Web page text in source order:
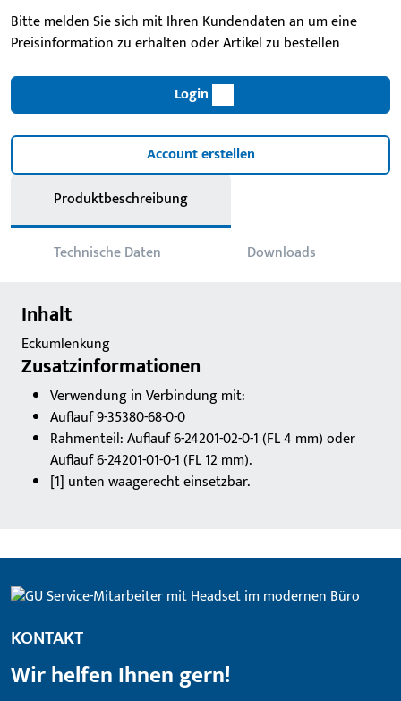
Bitte melden Sie sich mit Ihren Kundendaten an um eine
Preisinformation zu erhalten oder Artikel zu bestellen
Login
Account erstellen
Produktbeschreibung
Technische Daten Downloads
Inhalt
Eckumlenkung
Zusatzinformationen
Verwendung in Verbindung mit:
Auflauf 9-35380-68-0-0
Rahmenteil: Auflauf 6-24201-02-0-1 (FL 4 mm) oder
Auflauf 6-24201-01-0-1 (FL 12 mm).
[1] unten waagerecht einsetzbar.
KONTAKT
Wir helfen Ihnen gern!